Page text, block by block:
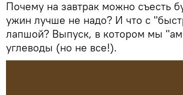
Почему на завтрак можно съесть
ужин лучше не надо? И что с
лапшой? Выпуск, в котором мы
углеводы (но не все!).